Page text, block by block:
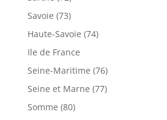
Savoie (73)
Haute-Savoie (74)
Ile de France
Seine-Maritime (76)
Seine et Marne (77)
Somme (80)